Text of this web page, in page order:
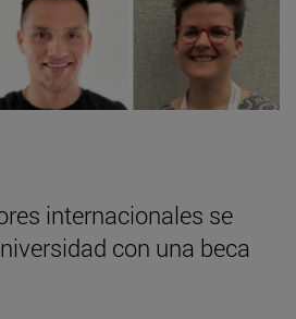
internacionales se
con una beca